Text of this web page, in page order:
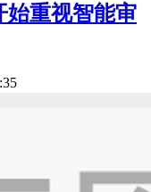
始重视智能审